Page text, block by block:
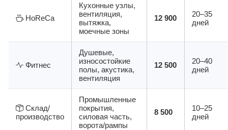
HoReCa
Кухонные узлы,
вентиляция,
вытяжка,
моечные зоны
12 900
20–35
дней
Фитнес
Душевые,
износостойкие
полы, акустика,
вентиляция
12 500
20–40
дней
Склад/
производство
Промышленные
покрытия,
силовая часть,
ворота/рампы
8 500
10–25
дней